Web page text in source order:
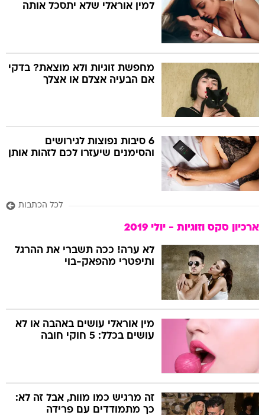
למין אוראלי שלא יתסכל אותה
מחפשת זוגיות ולא מוצאת? בדקי
אם הבעיה אצלם או אצלך
6 סיבות נפוצות לגירושים
והסימנים שיעזרו לכם לזהות אותן
לכל הכתבות
ארכיון סקס וזוגיות - יולי 2019
לא ערה! ככה תשברי את ההרגל
ותיפטרי מהפאק-בוי
מין אוראלי עושים באהבה או לא
עושים בכלל: 5 חוקי חובה
זה מרגיש כמו מוות, אבל זה לא:
כך מתמודדים עם פרידה